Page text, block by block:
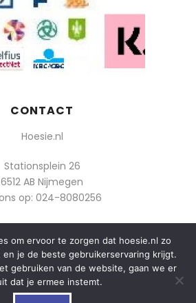
CONTACT
Hoesie.nl
Stationsplein 26
6512 AB Nijmegen
op: 024-8080256
info@hoesie.nl
- Hoesie.nl. All rights reserved.
om ervoor te zorgen dat hoesie.nl zo
en je de beste gebruikerservaring krijgt.
gebruiken van de website, gaan we er
dat je ermee instemt.